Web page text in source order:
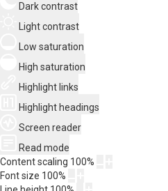
Dark contrast
Light contrast
Low saturation
High saturation
Highlight links
Highlight headings
Screen reader
Read mode
Content scaling 100%
Font size 100%